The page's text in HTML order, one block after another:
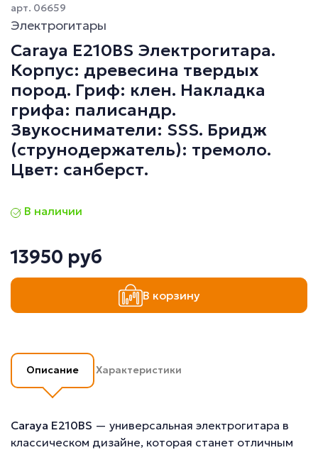
арт. 06659
Электрогитары
Caraya E210BS Электрогитара.
Корпус: древесина твердых
пород. Гриф: клен. Накладка
грифа: палисандр.
Звукосниматели: SSS. Бридж
(струнодержатель): тремоло.
Цвет: санберст.
В наличии
13950 руб
В корзину
Описание Характеристики
Caraya E210BS — универсальная электрогитара в
классическом дизайне, которая станет отличным